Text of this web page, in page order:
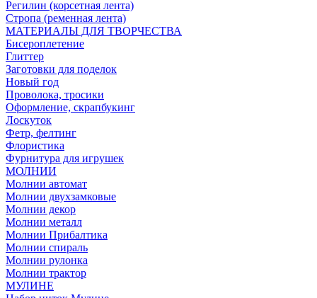
Регилин (корсетная лента)
Стропа (ременная лента)
МАТЕРИАЛЫ ДЛЯ ТВОРЧЕСТВА
Бисероплетение
Глиттер
Заготовки для поделок
Новый год
Проволока, тросики
Оформление, скрапбукинг
Лоскуток
Фетр, фелтинг
Флористика
Фурнитура для игрушек
МОЛНИИ
Молнии автомат
Молнии двухзамковые
Молнии декор
Молнии металл
Молнии Прибалтика
Молнии спираль
Молнии рулонка
Молнии трактор
МУЛИНЕ